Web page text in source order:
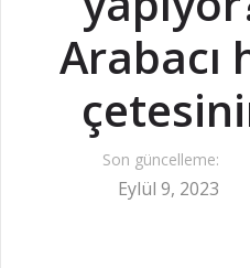
Arabacı
Son güncelleme:
Eylül 9, 2023